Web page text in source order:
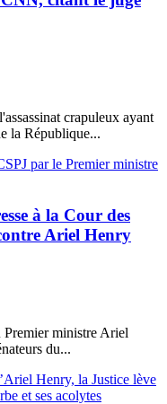
crapuleux ayant
la République...
à la Cour des
Ariel Henry
Premier ministre Ariel
du...